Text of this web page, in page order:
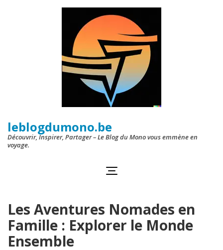
leblogdumono.be
Découvrir, Inspirer, Partager – Le Blog du Mono vous emmène en
voyage.
Les Aventures Nomades en
Famille : Explorer le Monde
Ensemble